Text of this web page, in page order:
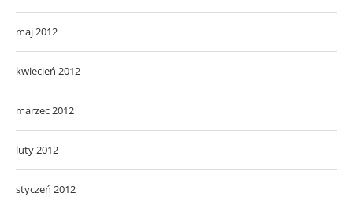
maj 2012
kwiecień 2012
marzec 2012
luty 2012
styczeń 2012